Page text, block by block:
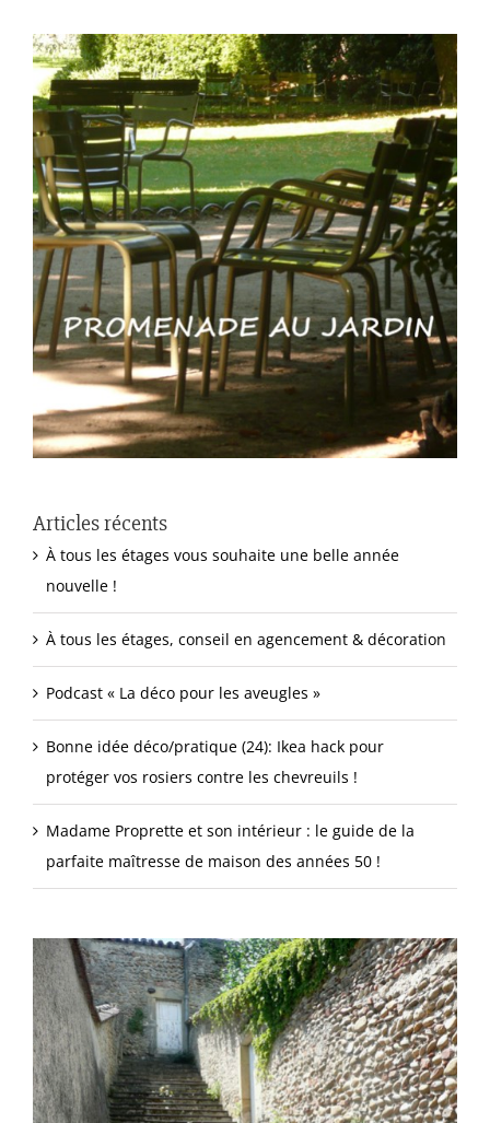
Articles récents
À tous les étages vous souhaite une belle année
nouvelle !
À tous les étages, conseil en agencement & décoration
Podcast « La déco pour les aveugles »
Bonne idée déco/pratique (24): Ikea hack pour
protéger vos rosiers contre les chevreuils !
Madame Proprette et son intérieur : le guide de la
parfaite maîtresse de maison des années 50 !